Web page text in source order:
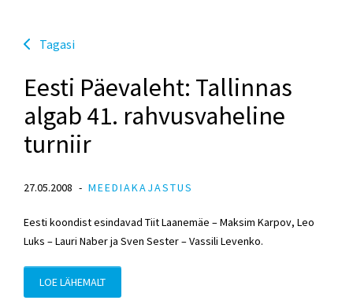
Tagasi
Eesti Päevaleht: Tallinnas
algab 41. rahvusvaheline
turniir
27.05.2008 MEEDIAKAJASTUS
Eesti koondist esindavad Tiit Laanemäe – Maksim Karpov, Leo
Luks – Lauri Naber ja Sven Sester – Vassili Levenko.
LOE LÄHEMALT